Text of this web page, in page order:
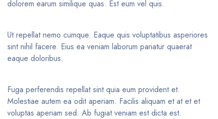
dolorem earum similique quas. Est eum vel quis.
Ut repellat nemo cumque. Eaque quis voluptatibus asperiores
sint nihil facere. Eius ea veniam laborum pariatur quaerat
eaque doloribus.
Fuga perferendis repellat sint quia eum provident et.
Molestiae autem ea odit aperiam. Facilis aliquam et at et et
voluptas aperiam sed. Ab fugiat veniam est dicta est.